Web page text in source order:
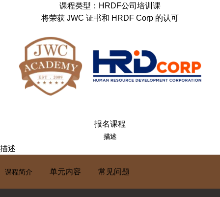
课程类型：HRDF公司培训课
将荣获 JWC 证书和 HRDF Corp 的认可
报名课程
描述
描述
课程简介 单元内容 常见问题